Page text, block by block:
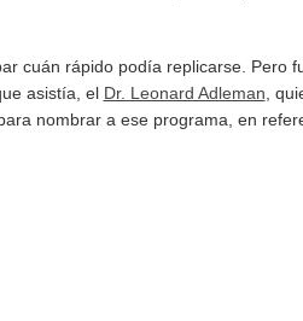
cuán rápido podía replicarse. Pero
asistía, el Dr. Leonard Adleman ,
nombrar a ese programa, en